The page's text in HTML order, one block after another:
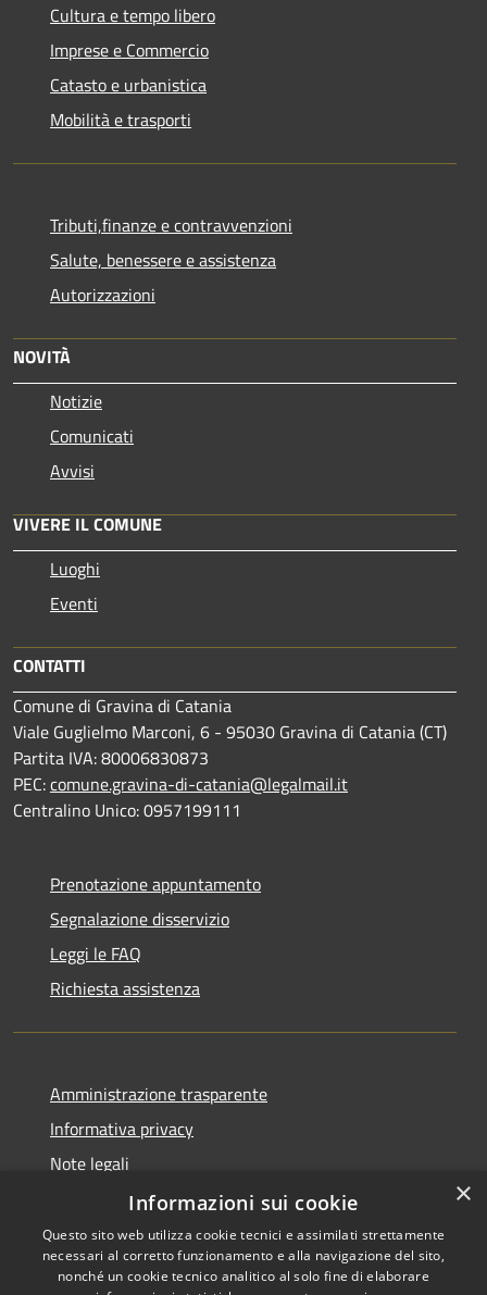
Cultura e tempo libero
Imprese e Commercio
Catasto e urbanistica
Mobilità e trasporti
Tributi,finanze e contravvenzioni
Salute, benessere e assistenza
Autorizzazioni
NOVITÀ
Notizie
Comunicati
Avvisi
VIVERE IL COMUNE
Luoghi
Eventi
CONTATTI
Comune di Gravina di Catania
Viale Guglielmo Marconi, 6 - 95030 Gravina di Catania (CT)
Partita IVA: 80006830873
PEC:comune.gravina-di-catania@legalmail.it
Centralino Unico: 0957199111
Prenotazione appuntamento
Segnalazione disservizio
Leggi le FAQ
Richiesta assistenza
Amministrazione trasparente
Informativa privacy
Note legali
Dichiarazione di accessibilità
×
Informazioni sui cookie
Questo sito web utilizza cookie tecnici e assimilati strettamente
necessari al corretto funzionamento e alla navigazione del sito,
nonché un cookie tecnico analitico al solo fine di elaborare